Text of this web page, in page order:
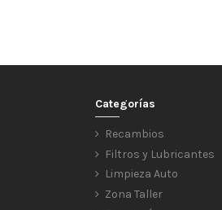
Categorías
Recambios
Filtros y Lubricantes
Limpieza Auto
Zona Taller